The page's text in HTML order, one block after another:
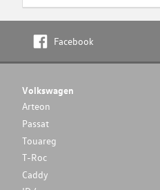
Facebook
Volkswagen
Arteon
Passat
Touareg
T-Roc
Caddy